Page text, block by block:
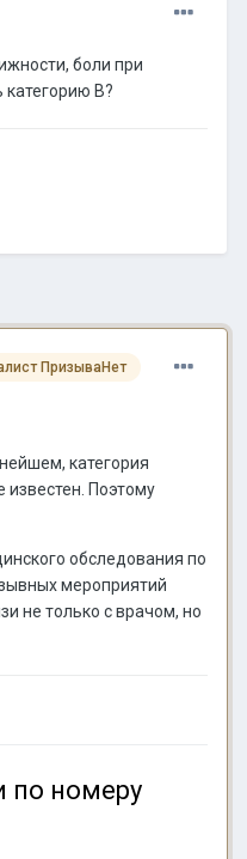
боли при
категорию В?
ПризываНет
категория
известен. Поэтому
обследования по
мероприятий
не только с врачом, но
по номеру